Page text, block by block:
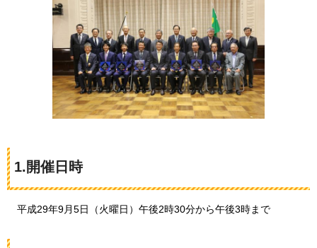
1.開催日時
平成29年9月5日（火曜日）午後2時30分から午後3時まで